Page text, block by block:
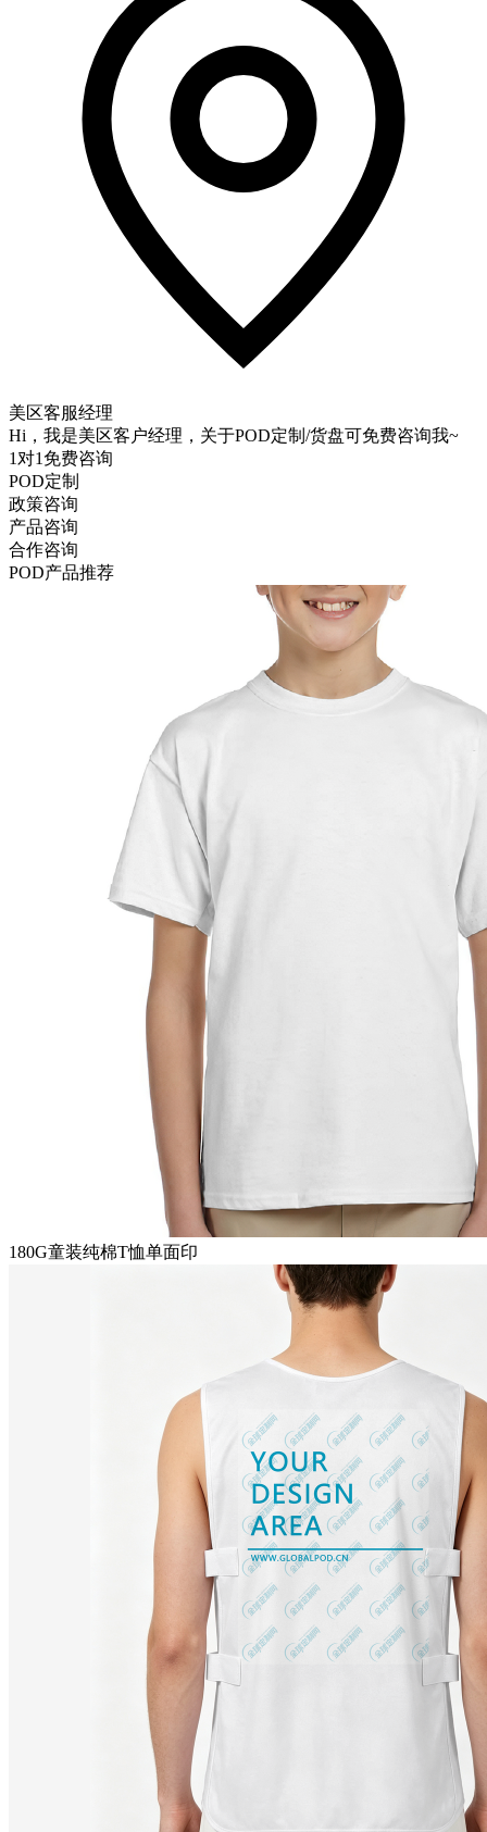
美区客服经理
Hi，我是美区客户经理，关于POD定制/货盘可免费咨询我~
1对1免费咨询
POD定制
政策咨询
产品咨询
合作咨询
POD产品推荐
180G童装纯棉T恤单面印